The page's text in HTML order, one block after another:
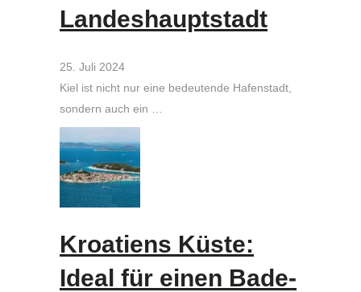
Landeshauptstadt
25. Juli 2024
Kiel ist nicht nur eine bedeutende Hafenstadt,
sondern auch ein …
Kroatiens Küste:
Ideal für einen Bade-